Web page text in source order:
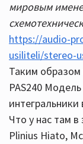
мировым
https://audio-
usiliteli/stereo-
Таким
PAS240
интегральники
Что у нас там
Plinius Hiato,